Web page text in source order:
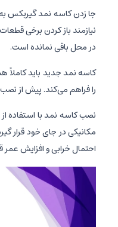
جا زدن کاسه نمد گیربکس
نیازمند باز کردن برخی
در محل باقی نمانده است.
کاسه نمد جدید باید کاملاً
را فراهم می‌کند. پیش از
نصب کاسه نمد با استفاده
مکانیکی در جای خود قرار
احتمال خرابی و افزایش